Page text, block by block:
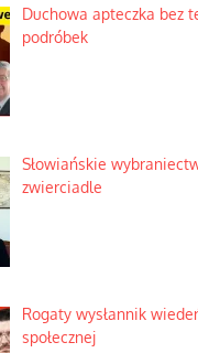
Duchowa apteczka bez
podróbek
Słowiańskie
zwierciadle
Rogaty wysłannik
społecznej